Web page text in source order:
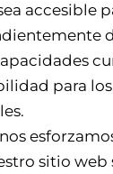
accesible
para
sitio web